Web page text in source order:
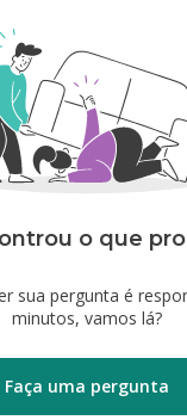
o que
sua pergunta é
minutos, vamos lá?
Faça uma pergunta